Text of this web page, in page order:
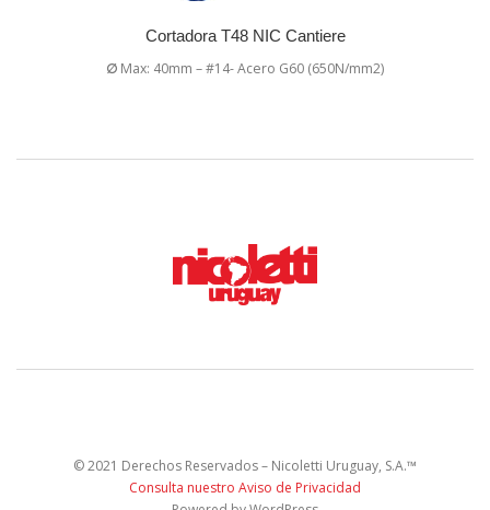
Cortadora T48 NIC Cantiere
∅ Max: 40mm – #14- Acero G60 (650N/mm2)
© 2021 Derechos Reservados – Nicoletti Uruguay, S.A.™
Consulta nuestro Aviso de Privacidad